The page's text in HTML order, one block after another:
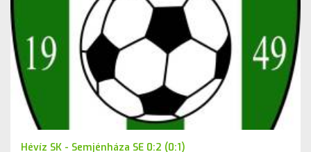
Hévíz SK - Semjénháza SE 0:2 (0:1)